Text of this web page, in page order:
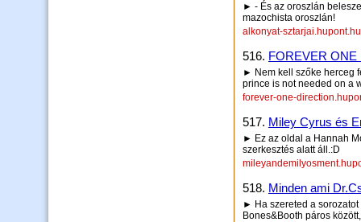
► - És az oroszlán
mazochista oroszlán!
alkonyat-sztarjai.hupont.hu
516. FOREVER ONE
► Nem kell szőke herceg
prince is not needed on a
forever-one-
517. Miley Cyrus és
► Ez az oldal a Hannah
szerkesztés alatt áll.:D
518. Minden ami
► Ha szereted a sorozatot
Bones&Booth páros